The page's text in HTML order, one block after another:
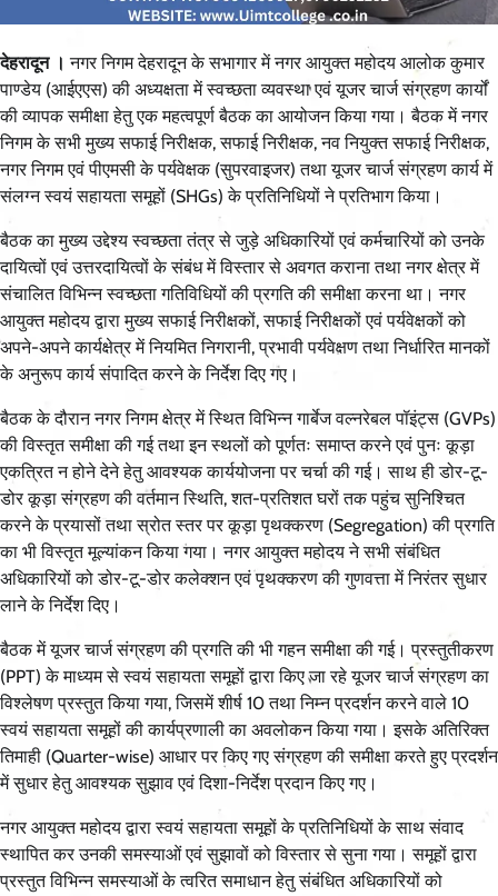
देहरादून । नगर निगम देहरादून के सभागार में नगर आयुक्त महोदय आलोक कुमार
पाण्डेय (आईएएस) की अध्यक्षता में स्वच्छता व्यवस्था एवं यूजर चार्ज संग्रहण कार्यों
की व्यापक समीक्षा हेतु एक महत्वपूर्ण बैठक का आयोजन किया गया। बैठक में नगर
निगम के सभी मुख्य सफाई निरीक्षक, सफाई निरीक्षक, नव नियुक्त सफाई निरीक्षक,
नगर निगम एवं पीएमसी के पर्यवेक्षक (सुपरवाइजर) तथा यूजर चार्ज संग्रहण कार्य में
संलग्न स्वयं सहायता समूहों (SHGs) के प्रतिनिधियों ने प्रतिभाग किया।
बैठक का मुख्य उद्देश्य स्वच्छता तंत्र से जुड़े अधिकारियों एवं कर्मचारियों को उनके
दायित्वों एवं उत्तरदायित्वों के संबंध में विस्तार से अवगत कराना तथा नगर क्षेत्र में
संचालित विभिन्न स्वच्छता गतिविधियों की प्रगति की समीक्षा करना था। नगर
आयुक्त महोदय द्वारा मुख्य सफाई निरीक्षकों, सफाई निरीक्षकों एवं पर्यवेक्षकों को
अपने-अपने कार्यक्षेत्र में नियमित निगरानी, प्रभावी पर्यवेक्षण तथा निर्धारित मानकों
के अनुरूप कार्य संपादित करने के निर्देश दिए गए।
बैठक के दौरान नगर निगम क्षेत्र में स्थित विभिन्न गार्बेज वल्नरेबल पॉइंट्स (GVPs)
की विस्तृत समीक्षा की गई तथा इन स्थलों को पूर्णतः समाप्त करने एवं पुनः कूड़ा
एकत्रित न होने देने हेतु आवश्यक कार्ययोजना पर चर्चा की गई। साथ ही डोर-टू-
डोर कूड़ा संग्रहण की वर्तमान स्थिति, शत-प्रतिशत घरों तक पहुंच सुनिश्चित
करने के प्रयासों तथा स्रोत स्तर पर कूड़ा पृथक्करण (Segregation) की प्रगति
का भी विस्तृत मूल्यांकन किया गया। नगर आयुक्त महोदय ने सभी संबंधित
अधिकारियों को डोर-टू-डोर कलेक्शन एवं पृथक्करण की गुणवत्ता में निरंतर सुधार
लाने के निर्देश दिए।
बैठक में यूजर चार्ज संग्रहण की प्रगति की भी गहन समीक्षा की गई। प्रस्तुतीकरण
(PPT) के माध्यम से स्वयं सहायता समूहों द्वारा किए जा रहे यूजर चार्ज संग्रहण का
विश्लेषण प्रस्तुत किया गया, जिसमें शीर्ष 10 तथा निम्न प्रदर्शन करने वाले 10
स्वयं सहायता समूहों की कार्यप्रणाली का अवलोकन किया गया। इसके अतिरिक्त
तिमाही (Quarter-wise) आधार पर किए गए संग्रहण की समीक्षा करते हुए प्रदर्शन
में सुधार हेतु आवश्यक सुझाव एवं दिशा-निर्देश प्रदान किए गए।
नगर आयुक्त महोदय द्वारा स्वयं सहायता समूहों के प्रतिनिधियों के साथ संवाद
स्थापित कर उनकी समस्याओं एवं सुझावों को विस्तार से सुना गया। समूहों द्वारा
प्रस्तुत विभिन्न समस्याओं के त्वरित समाधान हेतु संबंधित अधिकारियों को